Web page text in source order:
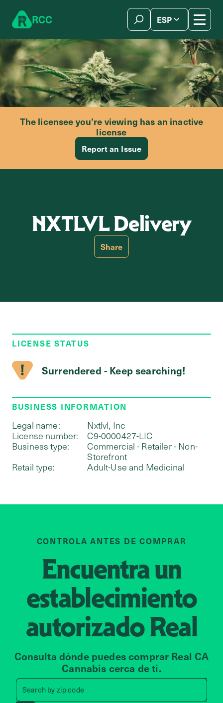
RCC ESP
The licensee you’re viewing has an inactive
license
Report an Issue
NXTLVL Delivery
Share
LICENSE STATUS
Surrendered - Keep searching!
BUSINESS INFORMATION
Legal name:
Nxtlvl, Inc
License number:
C9-0000427-LIC
Business type:
Commercial - Retailer - Non-
Storefront
Retail type:
Adult-Use and Medicinal
CONTROLA ANTES DE COMPRAR
Encuentra un
establecimiento
autorizadoReal
Consulta dónde puedes comprar Real CA
Cannabis cerca de ti.
Search by zip code
Search by zip code, address,